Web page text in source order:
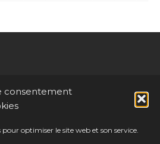
consentement
pour optimiser le site web et son service.